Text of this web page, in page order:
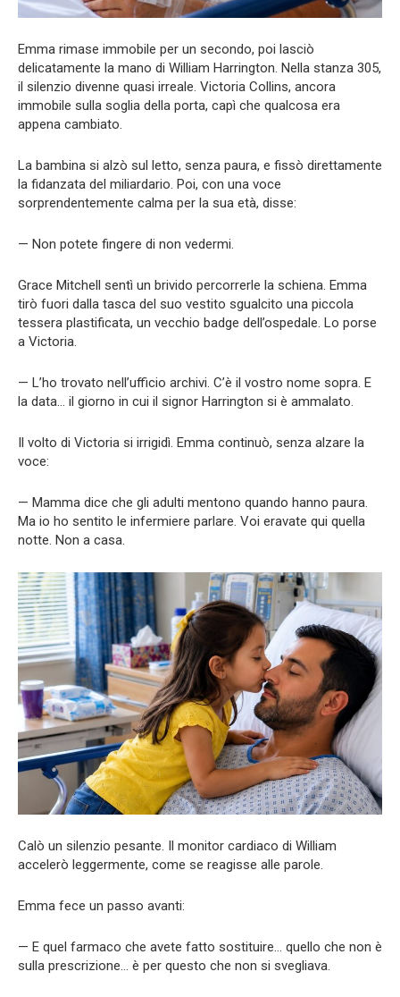
Emma rimase immobile per un secondo, poi lasciò
delicatamente la mano di William Harrington. Nella stanza 305,
il silenzio divenne quasi irreale. Victoria Collins, ancora
immobile sulla soglia della porta, capì che qualcosa era
appena cambiato.
La bambina si alzò sul letto, senza paura, e fissò direttamente
la fidanzata del miliardario. Poi, con una voce
sorprendentemente calma per la sua età, disse:
— Non potete fingere di non vedermi.
Grace Mitchell sentì un brivido percorrerle la schiena. Emma
tirò fuori dalla tasca del suo vestito sgualcito una piccola
tessera plastificata, un vecchio badge dell’ospedale. Lo porse
a Victoria.
— L’ho trovato nell’ufficio archivi. C’è il vostro nome sopra. E
la data… il giorno in cui il signor Harrington si è ammalato.
Il volto di Victoria si irrigidì. Emma continuò, senza alzare la
voce:
— Mamma dice che gli adulti mentono quando hanno paura.
Ma io ho sentito le infermiere parlare. Voi eravate qui quella
notte. Non a casa.
Calò un silenzio pesante. Il monitor cardiaco di William
accelerò leggermente, come se reagisse alle parole.
Emma fece un passo avanti:
— E quel farmaco che avete fatto sostituire… quello che non è
sulla prescrizione… è per questo che non si svegliava.